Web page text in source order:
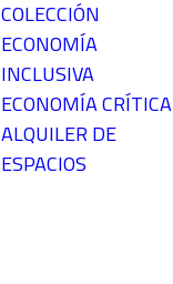
COLECCIÓN
ECONOMÍA
INCLUSIVA
ECONOMÍA CRÍTICA
ALQUILER DE
ESPACIOS